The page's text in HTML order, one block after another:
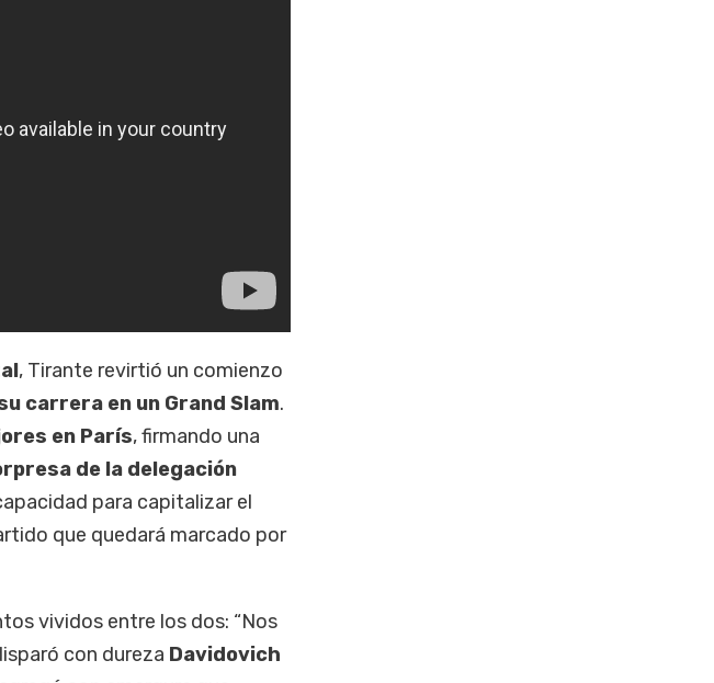
, Tirante revirtió un comienzo
carrera en un Grand Slam.
en París, firmando una
de la delegación
para capitalizar el
que quedará marcado por
vividos entre los dos: “Nos
con dureza Davidovich